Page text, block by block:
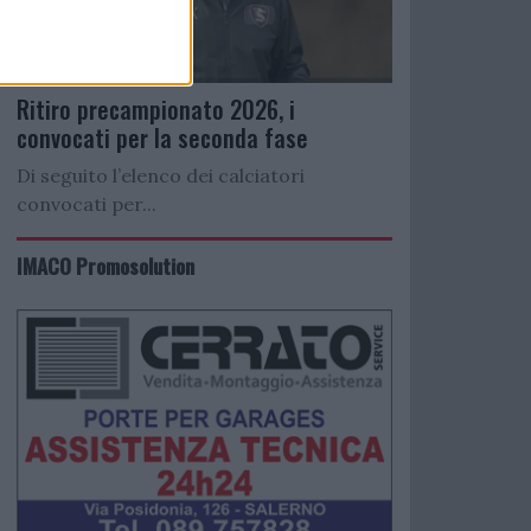
Ritiro precampionato 2026, i
convocati per la seconda fase
Di seguito l’elenco dei calciatori
convocati per...
IMACO Promosolution